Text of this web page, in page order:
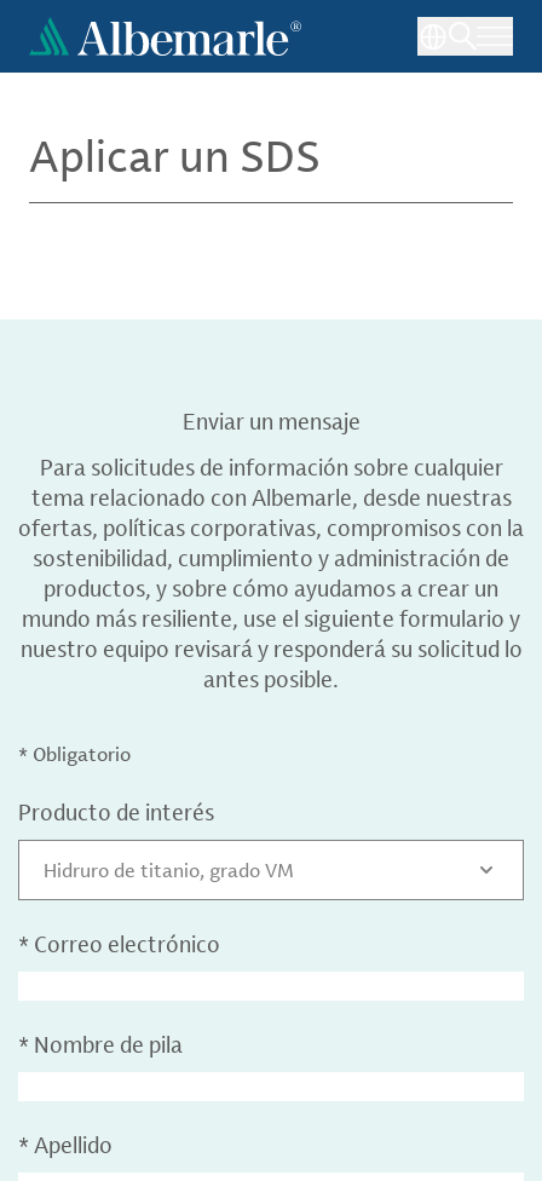
Pasar
contenido
Aplicar un SDS
Enviar un mensaje
Para solicitudes de información sobre cualquier
tema relacionado con Albemarle, desde nuestras
ofertas, políticas corporativas, compromisos con la
sostenibilidad, cumplimiento y administración de
productos, y sobre cómo ayudamos a crear un
mundo más resiliente, use el siguiente formulario y
nuestro equipo revisará y responderá su solicitud lo
antes posible.
* Obligatorio
Producto de interés
Hidruro de titanio, grado VM
* Correo electrónico
* Nombre de pila
* Apellido